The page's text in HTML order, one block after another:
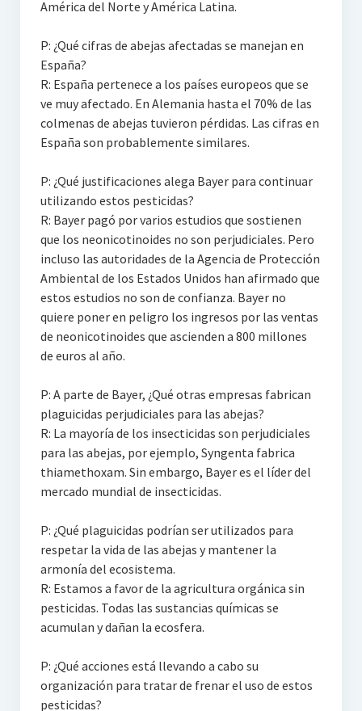
América del Norte y América Latina.
P: ¿Qué cifras de abejas afectadas se manejan en
España?
R: España pertenece a los países europeos que se
ve muy afectado. En Alemania hasta el 70% de las
colmenas de abejas tuvieron pérdidas. Las cifras en
España son probablemente similares.
P: ¿Qué justificaciones alega Bayer para continuar
utilizando estos pesticidas?
R: Bayer pagó por varios estudios que sostienen
que los neonicotinoides no son perjudiciales. Pero
incluso las autoridades de la Agencia de Protección
Ambiental de los Estados Unidos han afirmado que
estos estudios no son de confianza. Bayer no
quiere poner en peligro los ingresos por las ventas
de neonicotinoides que ascienden a 800 millones
de euros al año.
P: A parte de Bayer, ¿Qué otras empresas fabrican
plaguicidas perjudiciales para las abejas?
R: La mayoría de los insecticidas son perjudiciales
para las abejas, por ejemplo, Syngenta fabrica
thiamethoxam. Sin embargo, Bayer es el líder del
mercado mundial de insecticidas.
P: ¿Qué plaguicidas podrían ser utilizados para
respetar la vida de las abejas y mantener la
armonía del ecosistema.
R: Estamos a favor de la agricultura orgánica sin
pesticidas. Todas las sustancias químicas se
acumulan y dañan la ecosfera.
P: ¿Qué acciones está llevando a cabo su
organización para tratar de frenar el uso de estos
pesticidas?